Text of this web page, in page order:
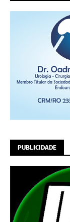
PUBLICIDADE